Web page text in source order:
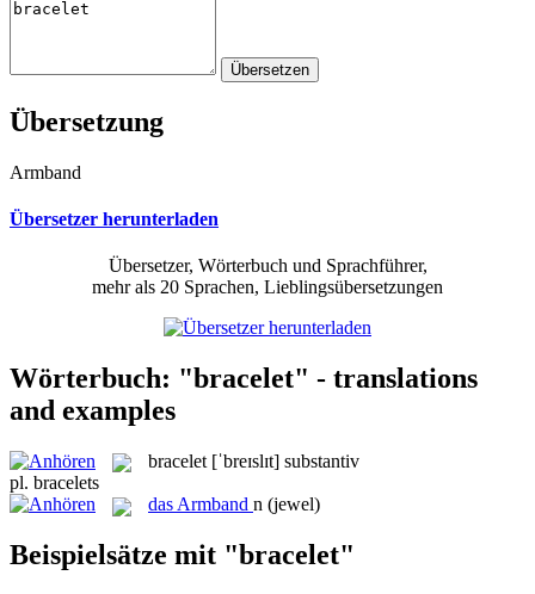
Übersetzung
Armband
Übersetzer herunterladen
Übersetzer, Wörterbuch und Sprachführer,
mehr als 20 Sprachen, Lieblingsübersetzungen
Wörterbuch: "bracelet" - translations
and examples
bracelet [ˈbreɪslɪt] substantiv
pl. bracelets
das Armband n (jewel)
Beispielsätze mit "bracelet"